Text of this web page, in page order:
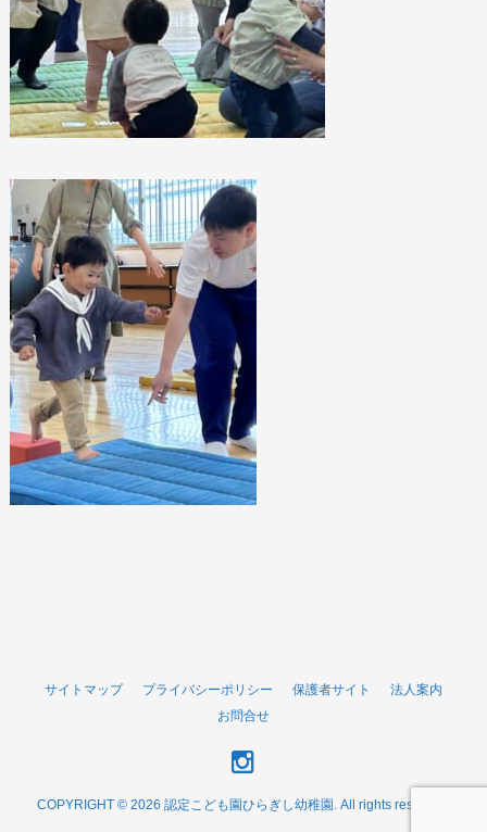
サイトマップ プライバシーポリシー 保護者サイト
法人案内
お問合せ
COPYRIGHT © 2026 認定こども園ひらぎし幼稚園. All rights reserved.